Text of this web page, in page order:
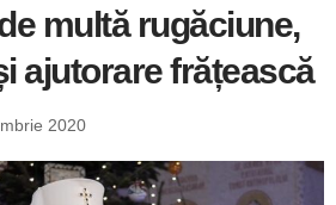
multă rugăciune,
ajutorare frățească
2020